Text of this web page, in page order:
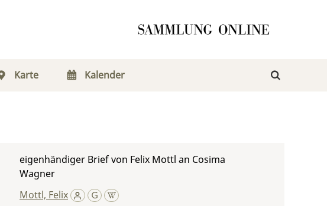
Karte Kalender
eigenhändiger Brief von Felix Mottl an Cosima
Wagner
Mottl, Felix